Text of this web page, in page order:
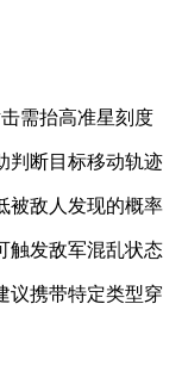
需抬高准星刻度
判断目标移动轨迹
被敌人发现的概率
触发敌军混乱状态
议携带特定类型穿